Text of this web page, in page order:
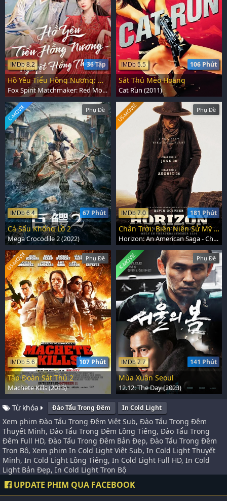
36 Tập
IMDb 8.2
Hồ Yêu Tiểu Hồng Nương: Nguyệt Hồng Thiên
Fox Spirit Matchmaker: Red Moon Pact (2024)
106 Phút
IMDb 5.5
Sát Thủ Mèo Hoang
Cat Run (2011)
Phụ Đề
67 Phút
IMDb 6.4
C-MOVIE
Cá Sấu Khổng Lồ 2
Mega Crocodile 2 (2022)
Phụ Đề
181 Phút
IMDb 7.0
US-MOVIE
Chân Trời: Biên Niên Sử Mỹ - Phần 1
Horizon: An American Saga - Chapter 1 (2024)
Phụ Đề
107 Phút
IMDb 5.6
US-MOVIE
Tập Đoàn Sát Thủ 2
Machete Kills (2013)
Phụ Đề
141 Phút
IMDb 7.7
K-MOVIE
Mùa Xuân Seoul
12.12: The Day (2023)
Từ khóa Đào Tẩu Trong Đêm In Cold Light
Xem phim Đào Tẩu Trong Đêm Việt Sub, Đào Tẩu Trong Đêm
Thuyết Minh, Đào Tẩu Trong Đêm Lồng Tiếng, Đào Tẩu Trong
Đêm Full HD, Đào Tẩu Trong Đêm Bản Đẹp, Đào Tẩu Trong Đêm
Trọn Bộ, Xem phim In Cold Light Việt Sub, In Cold Light Thuyết
Minh, In Cold Light Lồng Tiếng, In Cold Light Full HD, In Cold
Light Bản Đẹp, In Cold Light Trọn Bộ
UPDATE PHIM QUA FACEBOOK